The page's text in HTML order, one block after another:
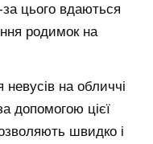
за цього вдаються
родимок на
на обличчі
допомогою цієї
швидко і